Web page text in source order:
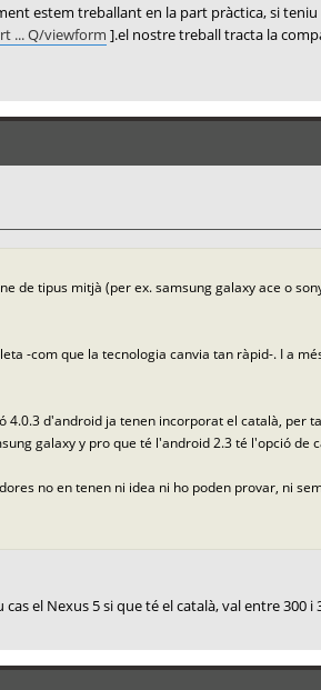
estem treballant en la part pràctica, si
... Q/viewform ].el nostre treball tracta la
tipus mitjà (per ex. samsung galaxy ace o
-com que la tecnologia canvia tan ràpid-. I a
d'android ja tenen incorporat el català, per
galaxy y pro que té l'android 2.3 té l'opció de
no en tenen ni idea ni ho poden provar, ni
el Nexus 5 si que té el català, val entre 300